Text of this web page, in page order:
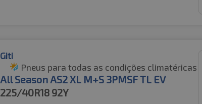
Giti
Pneus para todas as condições climatéricas
All Season AS2 XL M+S 3PMSF TL EV
225/40R18 92Y